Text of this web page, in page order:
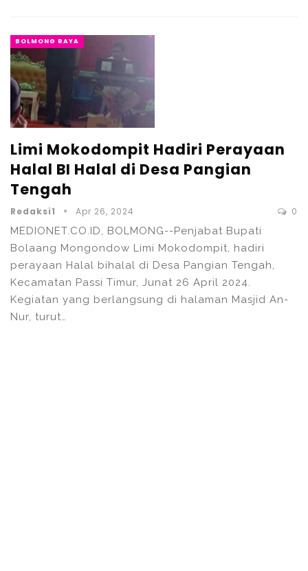
BOLMONG RAYA
Limi Mokodompit Hadiri Perayaan
Halal BI Halal di Desa Pangian
Tengah
Redaksi1 Apr 26, 2024 0
MEDIONET.CO.ID, BOLMONG--Penjabat Bupati
Bolaang Mongondow Limi Mokodompit, hadiri
perayaan Halal bihalal di Desa Pangian Tengah,
Kecamatan Passi Timur, Junat 26 April 2024.
Kegiatan yang berlangsung di halaman Masjid An-
Nur, turut…